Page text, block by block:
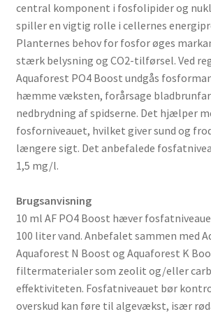
central komponent i fosfolipider og
spiller en vigtig rolle i cellernes
Planternes behov for fosfor øges
stærk belysning og CO2-tilførsel. Ved
Aquaforest PO4 Boost undgås
hæmme væksten, forårsage
nedbrydning af spidserne. Det hjælper
fosforniveauet, hvilket giver sund og
længere sigt. Det anbefalede
1,5 mg/l.
Brugsanvisning
10 ml AF PO4 Boost hæver
100 liter vand. Anbefalet sammen med
Aquaforest N Boost og Aquaforest K
filtermaterialer som zeolit og/eller
effektiviteten. Fosfatniveauet bør
overskud kan føre til algevækst, især